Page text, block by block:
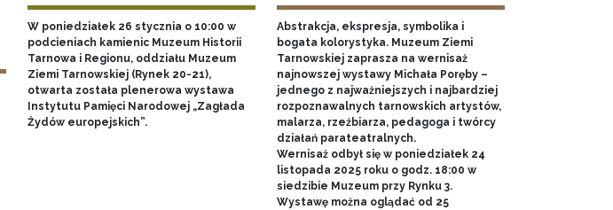
W poniedziałek 26 stycznia o 10:00 w
podcieniach kamienic Muzeum Historii
Tarnowa i Regionu, oddziału Muzeum
Ziemi Tarnowskiej (Rynek 20-21),
otwarta została plenerowa wystawa
Instytutu Pamięci Narodowej „Zagłada
Żydów europejskich”.
Abstrakcja, ekspresja, symbolika i
bogata kolorystyka. Muzeum Ziemi
Tarnowskiej zaprasza na wernisaż
najnowszej wystawy Michała Poręby –
jednego z najważniejszych i najbardziej
rozpoznawalnych tarnowskich artystów,
malarza, rzeźbiarza, pedagoga i twórcy
działań parateatralnych.
Wernisaż odbył się w poniedziałek 24
listopada 2025 roku o godz. 18:00 w
siedzibie Muzeum przy Rynku 3.
Wystawę można oglądać od 25